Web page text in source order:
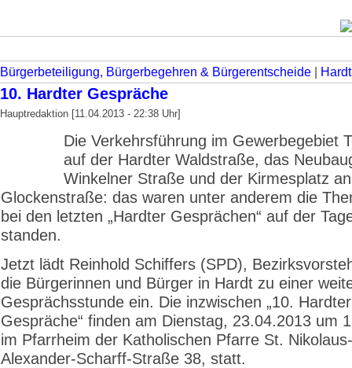
Bürgerbeteiligung, Bürgerbegehren & Bürgerentscheide
10. Hardter Gespräche
Hauptredaktion [11.04.2013 - 22:38 Uhr]
Die Verkehrsführung im Gewerbegebiet
auf der Hardter Waldstraße, das
Winkelner Straße und der Kirmesplatz
Glockenstraße: das waren unter anderem die
bei den letzten „Hardter Gesprächen“ auf der
standen.
Jetzt lädt Reinhold Schiffers (SPD),
die Bürgerinnen und Bürger in Hardt zu einer
Gesprächsstunde ein. Die inzwischen „10. Hardter
Gespräche“ finden am Dienstag, 23.04.2013 um
im Pfarrheim der Katholischen Pfarre St.
Alexander-Scharff-Straße 38, statt.